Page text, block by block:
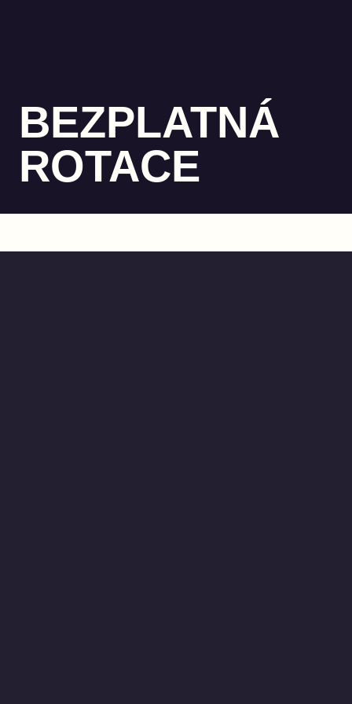
BEZPLATNÁ
ROTACE